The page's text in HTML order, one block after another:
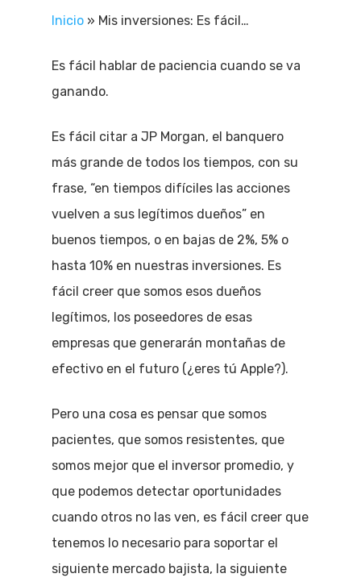
Inicio » Mis inversiones: Es fácil…
Es fácil hablar de paciencia cuando se va
ganando.
Es fácil citar a JP Morgan, el banquero
más grande de todos los tiempos, con su
frase, “en tiempos difíciles las acciones
vuelven a sus legítimos dueños” en
buenos tiempos, o en bajas de 2%, 5% o
hasta 10% en nuestras inversiones. Es
fácil creer que somos esos dueños
legítimos, los poseedores de esas
empresas que generarán montañas de
efectivo en el futuro (¿eres tú Apple?).
Pero una cosa es pensar que somos
pacientes, que somos resistentes, que
somos mejor que el inversor promedio, y
que podemos detectar oportunidades
cuando otros no las ven, es fácil creer que
tenemos lo necesario para soportar el
siguiente mercado bajista, la siguiente